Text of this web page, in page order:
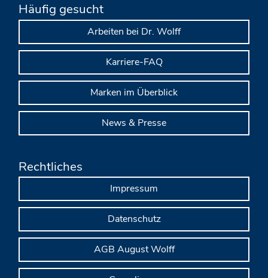
Häufig gesucht
Arbeiten bei Dr. Wolff
Karriere-FAQ
Marken im Überblick
News & Presse
Rechtliches
Impressum
Datenschutz
AGB August Wolff